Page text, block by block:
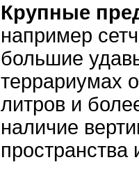
Крупные
например
большие
террариумах
литров и
наличие